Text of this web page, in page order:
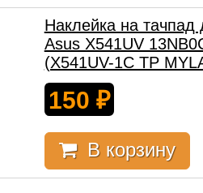
Наклейка на тачпад
Asus X541UV
(X541UV-1C TP
150 ₽
В корзину